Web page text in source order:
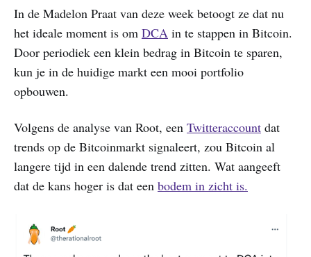
In de Madelon Praat van deze week betoogt ze dat nu
het ideale moment is om DCA in te stappen in Bitcoin.
Door periodiek een klein bedrag in Bitcoin te sparen,
kun je in de huidige markt een mooi portfolio
opbouwen.
Volgens de analyse van Root, een Twitteraccount dat
trends op de Bitcoinmarkt signaleert, zou Bitcoin al
langere tijd in een dalende trend zitten. Wat aangeeft
dat de kans hoger is dat een bodem in zicht is.